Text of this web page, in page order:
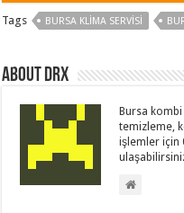
Tags BURSA KLIMA SERVISI
About drx
Bursa
temizleme,
işlemler için